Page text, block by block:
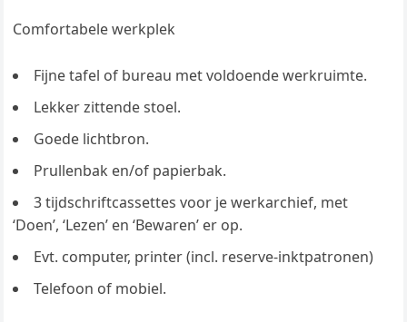
Comfortabele werkplek
Fijne tafel of bureau met voldoende werkruimte.
Lekker zittende stoel.
Goede lichtbron.
Prullenbak en/of papierbak.
3 tijdschriftcassettes voor je werkarchief, met
‘Doen’, ‘Lezen’ en ‘Bewaren’ er op.
Evt. computer, printer (incl. reserve-inktpatronen)
Telefoon of mobiel.